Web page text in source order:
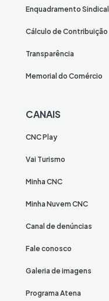
Enquadramento Sindical
Cálculo de Contribuição
Transparência
Memorial do Comércio
CANAIS
CNC Play
Vai Turismo
Minha CNC
Minha Nuvem CNC
Canal de denúncias
Fale conosco
Galeria de imagens
Programa Atena